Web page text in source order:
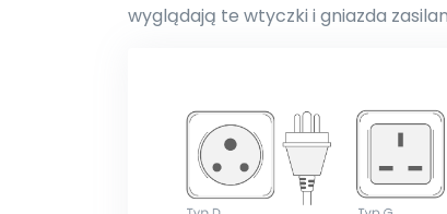
wyglądają te wtyczki i gniazda